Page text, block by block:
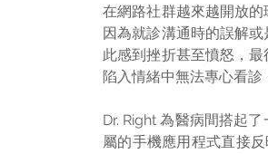
在網路社群越來越開放
因為就診溝通時的誤解
此感到挫折甚至憤怒，
陷入情緒中無法專心看診
Dr. Right 為醫病間搭起
屬的手機應用程式直接